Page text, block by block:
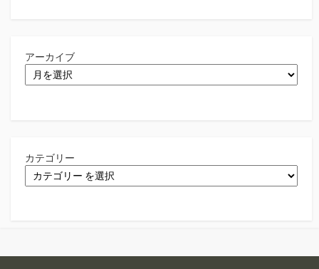
アーカイブ
カテゴリー